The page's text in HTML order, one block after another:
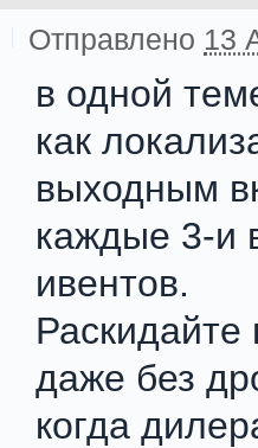
Отправлено 13
в одной
как
выходным
каждые 3-и
ивентов.
Раскидайте
даже без
когда